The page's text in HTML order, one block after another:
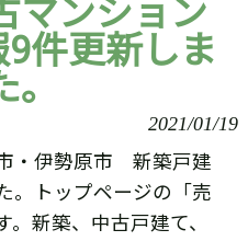
マンション
件更新しま
。
2021/01/19
伊勢原市 新築戸建
トップページの「売
新築、中古戸建て、